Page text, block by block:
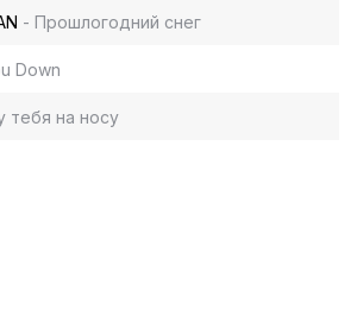
- Прошлогодний снег
Down
тебя на носу